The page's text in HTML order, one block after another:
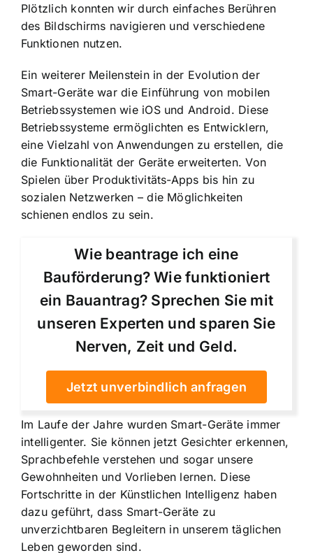
Plötzlich konnten wir durch einfaches Berühren
des Bildschirms navigieren und verschiedene
Funktionen nutzen.
Ein weiterer Meilenstein in der Evolution der
Smart-Geräte war die Einführung von mobilen
Betriebssystemenwie iOS und Android. Diese
Betriebssysteme ermöglichten es Entwicklern,
eine Vielzahl von Anwendungen zu erstellen, die
die Funktionalität der Geräte erweiterten. Von
Spielen über Produktivitäts-Apps bis hin zu
sozialen Netzwerken – die Möglichkeiten
schienen endlos zu sein.
Wie beantrage ich eine
Bauförderung? Wie funktioniert
ein Bauantrag? Sprechen Sie mit
unseren Experten und sparen Sie
Nerven, Zeit und Geld.
Jetzt unverbindlich anfragen
Im Laufe der Jahre wurden Smart-Geräte immer
intelligenter. Sie können jetzt Gesichter erkennen,
Sprachbefehle verstehen und sogar unsere
Gewohnheiten und Vorlieben lernen. Diese
Fortschritte in der Künstlichen Intelligenz haben
dazu geführt, dass Smart-Geräte zu
unverzichtbaren Begleitern in unserem täglichen
Leben geworden sind.